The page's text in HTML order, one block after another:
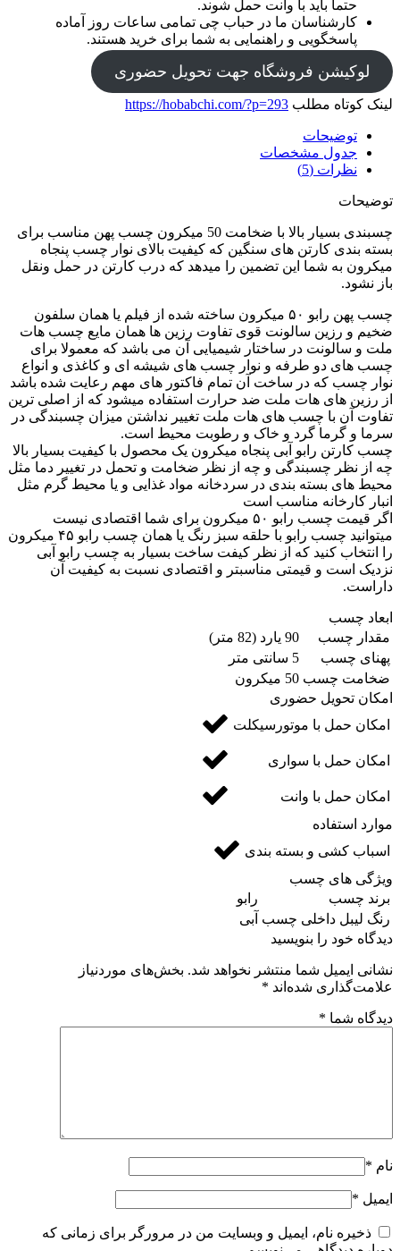
حتما باید با وانت حمل شوند.
کارشناسان ما در حباب چی تمامی ساعات روز آماده
پاسخگویی و راهنمایی به شما برای خرید هستند.
لوکیشن فروشگاه جهت تحویل حضوری
لینک کوتاه مطلب https://hobabchi.com/?p=293
توضیحات
جدول مشخصات
نظرات (5)
توضیحات
چسبندی بسیار بالا با ضخامت 50 میکرون چسب پهن مناسب برای
بسته بندی کارتن های سنگین که کیفیت بالای نوار چسب پنجاه
میکرون به شما این تضمین را میدهد که درب کارتن در حمل ونقل
باز نشود.
چسب پهن رابو ۵۰ میکرون ساخته شده از فیلم یا همان سلفون
ضخیم و رزین سالونت قوی تفاوت رزین ها همان مایع چسب هات
ملت و سالونت در ساختار شیمیایی آن می باشد که معمولا برای
چسب های دو طرفه و نوار چسب های شیشه ای و کاغذی و انواع
نوار چسب که در ساخت آن تمام فاکتور های مهم رعایت شده باشد
از رزین های هات ملت ضد حرارت استفاده میشود که از اصلی ترین
تفاوت آن با چسب های هات ملت تغییر نداشتن میزان چسبندگی در
سرما و گرما گرد و خاک و رطوبت محیط است.
چسب کارتن رابو آبی پنجاه میکرون یک محصول با کیفیت بسیار بالا
چه از نظر چسبندگی و چه از نظر ضخامت و تحمل در تغییر دما مثل
محیط های بسته بندی در سردخانه مواد غذایی و یا محیط گرم مثل
انبار کارخانه مناسب است
اگر‌ قیمت چسب رابو ۵۰ میکرون برای شما اقتصادی نیست
میتوانید چسب رابو با حلقه سبز رنگ یا همان چسب رابو ۴۵ میکرون
را انتخاب کنید که از نظر کیفت ساخت بسیار به چسب رابو آبی
نزدیک است و قیمتی مناسبتر و اقتصادی نسبت به کیفیت آن
داراست.
ابعاد چسب
مقدار چسب
90 یارد (82 متر)
پهنای چسب
5 سانتی متر
ضخامت چسب 50 میکرون
امکان تحویل حضوری
امکان حمل با موتورسیکلت
امکان حمل با سواری
امکان حمل با وانت
موارد استفاده
اسباب کشی و بسته بندی
ویژگی های چسب
برند چسب
رابو
رنگ لیبل داخلی چسب آبی
دیدگاه خود را بنویسید
نشانی ایمیل شما منتشر نخواهد شد. بخش‌های موردنیاز
علامت‌گذاری شده‌اند *
دیدگاه شما *
نام *
ایمیل *
ذخیره نام، ایمیل و وبسایت من در مرورگر برای زمانی که